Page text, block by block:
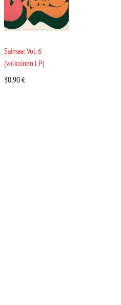
Saimaa: Vol. 6
(valkoinen LP)
30,90€